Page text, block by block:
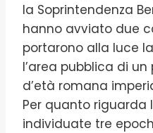
la Soprintendenza
hanno avviato due
portarono alla luce
l’area pubblica di un
d’età romana
Per quanto riguarda
individuate tre